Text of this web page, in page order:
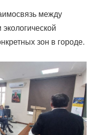
между
зон в городе.